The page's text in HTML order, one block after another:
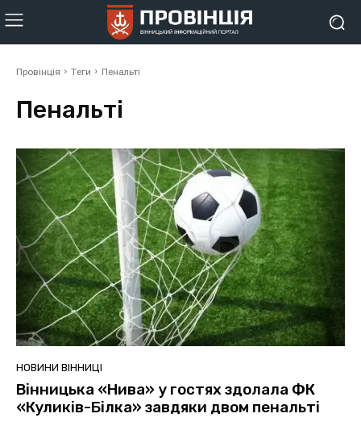
Провінція Теги Пенальті
Пенальті
НОВИНИ ВІННИЦІ
Вінницька «Нива» у гостях здолала ФК
«Куликів-Білка» завдяки двом пенальті